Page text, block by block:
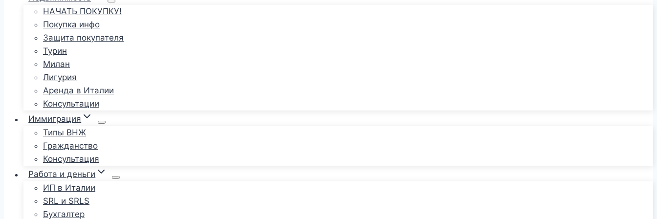
НАЧАТЬ ПОКУПКУ!
Покупка инфо
Защита покупателя
Турин
Милан
Лигурия
Аренда в Италии
Консультации
Иммиграция
Типы ВНЖ
Гражданство
Консультация
Работа и деньги
ИП в Италии
SRL и SRLS
Бухгалтер